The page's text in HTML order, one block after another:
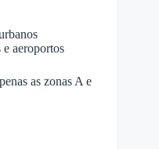
e aeroportos
as zonas A e